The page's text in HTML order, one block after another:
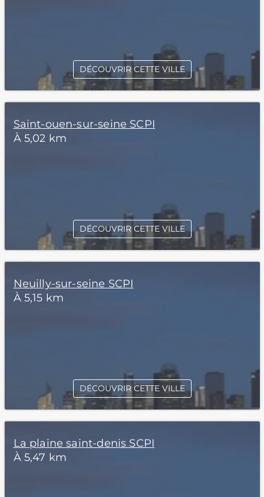
DÉCOUVRIR CETTE VILLE
Saint-ouen-sur-seine SCPI
À 5,02 km
DÉCOUVRIR CETTE VILLE
Neuilly-sur-seine SCPI
À 5,15 km
DÉCOUVRIR CETTE VILLE
La plaine saint-denis SCPI
À 5,47 km